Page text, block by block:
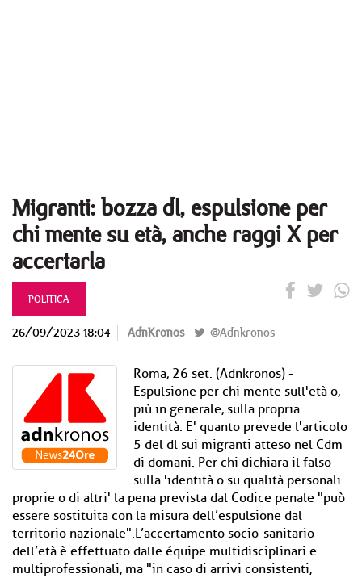
Migranti: bozza dl, espulsione per
chi mente su età, anche raggi X per
accertarla
POLITICA
26/09/2023 18:04 AdnKronos @Adnkronos
Roma, 26 set. (Adnkronos) -
Espulsione per chi mente sull'età o,
più in generale, sulla propria
identità. E' quanto prevede l'articolo
5 del dl sui migranti atteso nel Cdm
di domani. Per chi dichiara il falso
sulla 'identità o su qualità personali
proprie o di altri' la pena prevista dal Codice penale "può
essere sostituita con la misura dell’espulsione dal
territorio nazionale".L’accertamento socio-sanitario
dell’età è effettuato dalle équipe multidisciplinari e
multiprofessionali, ma "in caso di arrivi consistenti,